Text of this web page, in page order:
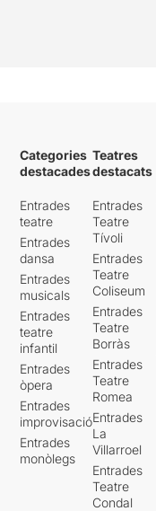
Categories
destacades
Entrades
teatre
Entrades
dansa
Entrades
musicals
Entrades
teatre
infantil
Entrades
òpera
Entrades
improvisació
Entrades
monòlegs
Teatres
destacats
Entrades
Teatre
Tívoli
Entrades
Teatre
Coliseum
Entrades
Teatre
Borràs
Entrades
Teatre
Romea
Entrades
La
Villarroel
Entrades
Teatre
Condal